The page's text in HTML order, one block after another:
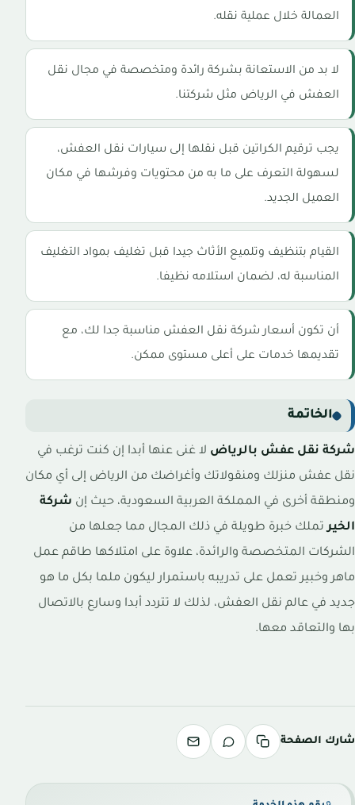
العمالة خلال عملية نقله.
لا بد من الاستعانة بشركة رائدة ومتخصصة في مجال نقل
العفش في الرياض مثل شركتنا.
يجب ترقيم الكراتين قبل نقلها إلى سيارات نقل العفش،
لسهولة التعرف على ما به من محتويات وفرشها في مكان
العميل الجديد.
القيام بتنظيف وتلميع الأثاث جيدا قبل تغليف بمواد التغليف
المناسبة له، لضمان استلامه نظيفا.
أن تكون أسعار شركة نقل العفش مناسبة جدا لك، مع
تقديمها خدمات على أعلى مستوى ممكن.
الخاتمة
شركة نقل عفش بالرياض لا غنى عنها أبدا إن كنت ترغب في
نقل عفش منزلك ومنقولاتك وأغراضك من الرياض إلى أي مكان
ومنطقة أخرى في المملكة العربية السعودية، حيث إن شركة
الخيرتملك خبرة طويلة في ذلك المجال مما جعلها من
الشركات المتخصصة والرائدة، علاوة على امتلاكها طاقم عمل
ماهر وخبير تعمل على تدريبه باستمرار ليكون ملما بكل ما هو
جديد في عالم نقل العفش، لذلك لا تتردد أبدا وسارع بالاتصال
بها والتعاقد معها.
شارك الصفحة